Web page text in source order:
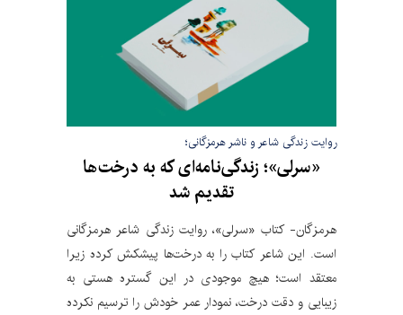
روایت زندگی شاعر و ناشر هرمزگانی؛
«سرلی»؛ زندگی‌نامه‌ای که به درخت‌ها
تقدیم شد
هرمزگان- کتاب «سرلی»، روایت زندگی‌ شاعر هرمزگانی
است. این شاعر کتاب را به درخت‌ها پیشکش کرده زیرا
معتقد است؛ هیچ موجودی در این گستره‌ هستی به
زیبایی و دقت درخت، نمودار عمر خودش را ترسیم نکرده